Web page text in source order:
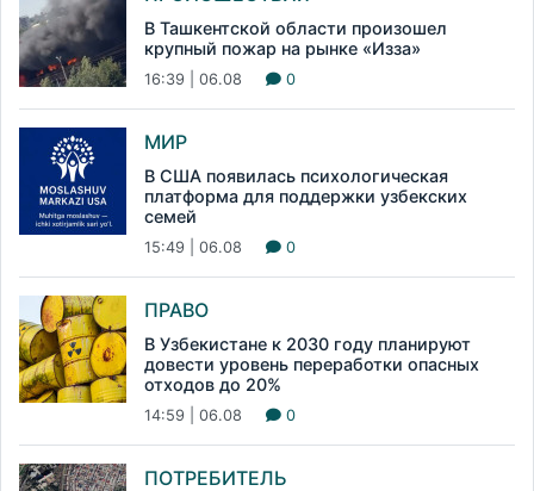
В Ташкентской области произошел
крупный пожар на рынке «Изза»
16:39 | 06.08 0
МИР
В США появилась психологическая
платформа для поддержки узбекских
семей
15:49 | 06.08 0
ПРАВО
В Узбекистане к 2030 году планируют
довести уровень переработки опасных
отходов до 20%
14:59 | 06.08 0
ПОТРЕБИТЕЛЬ